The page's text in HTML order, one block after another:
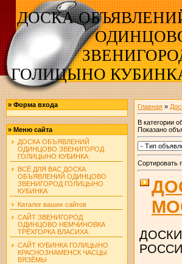
ДОСКА
ГОЛИЦЫНО
» Форма входа
» Меню сайта
ДОСКА ОБЪЯВЛЕНИЙ
ОДИНЦОВО ЗВЕНИГОРОД
ГОЛИЦЫНО КУБИНКА
ВСЁ ДЛЯ ВАС ДОСКА
ОБЪЯВЛЕНИЙ ОДИНЦОВО
ЗВЕНИГОРОД ГОЛИЦЫНО
КУБИНКА
Каталог ваших сайтов
САЙТ ЗВЕНИГОРОД
ОДИНЦОВО НЕМЧИНОВКА
ТРЁХГОРКА ВЛАСИХА
САЙТ КУБИНКА ГОЛИЦЫНО
КРАСНОЗНАМЕНСК ЧАСЦЫ
ВЯЗЁМЫ
Главная»
В категории
Показано
Сортировать